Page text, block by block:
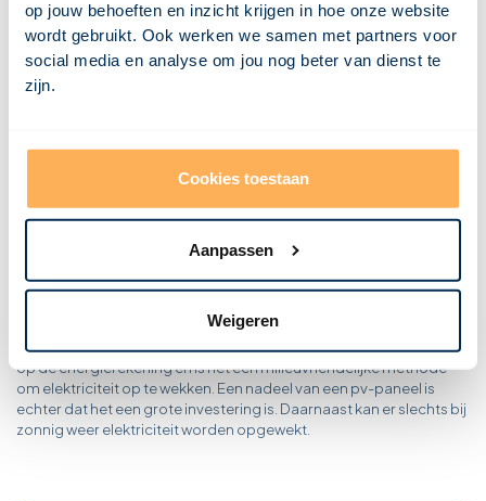
op jouw behoeften en inzicht krijgen in hoe onze website
wordt gebruikt. Ook werken we samen met partners voor
social media en analyse om jou nog beter van dienst te
zijn.
Cookies toestaan
Aanpassen
Weigeren
Wat is condensatie?
Wat is een combinatievloer?
Wat is een casettevloer?
Wat is een buitenspouwblad?
Wat is een breedplaatvloer?
Wat is een PV-paneel?
bestaat uit een groot aantal zonnecellen. Deze cellen vangen
(zon)licht op en zetten het om in elektriciteit. Zo kan men besparen
op de energierekening en is het een milieuvriendelijke methode
om elektriciteit op te wekken. Een nadeel van een pv-paneel is
echter dat het een grote investering is. Daarnaast kan er slechts bij
zonnig weer elektriciteit worden opgewekt.